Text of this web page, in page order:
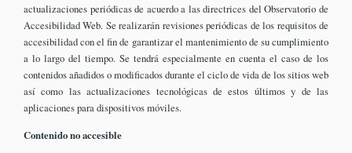
actualizaciones periódicas de acuerdo a las directrices del Observatorio de
Accesibilidad Web. Se realizarán revisiones periódicas de los requisitos de
accesibilidad con el fin de garantizar el mantenimiento de su cumplimiento
a lo largo del tiempo. Se tendrá especialmente en cuenta el caso de los
contenidos añadidos o modificados durante el ciclo de vida de los sitios web
así como las actualizaciones tecnológicas de estos últimos y de las
aplicaciones para dispositivos móviles.
Contenido no accesible